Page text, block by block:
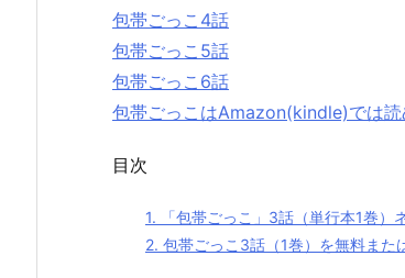
包帯ごっこ4話
包帯ごっこ5話
包帯ごっこ6話
包帯ごっこはAmazon(kindle)では読
目次
1. 「包帯ごっこ」3話（単行本1巻）
2. 包帯ごっこ3話（1巻）を無料また